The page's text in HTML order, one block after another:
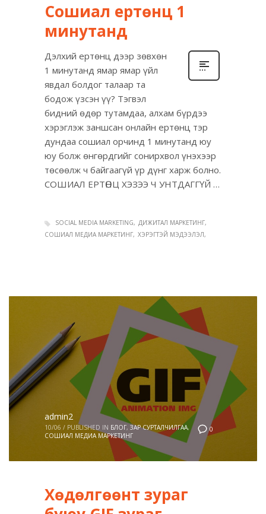
Сошиал ертөнц 1
минутанд
Дэлхий ертөнц дээр зөвхөн
1 минутанд ямар ямар үйл
явдал болдог талаар та
бодож үзсэн үү? Тэгвэл
бидний өдөр тутамдаа, алхам бүрдээ
хэрэглэж заншсан онлайн ертөнц тэр
дундаа сошиал орчинд 1 минутанд юу
юу болж өнгөрдгийг сонирхвол үнэхээр
төсөөлж ч байгаагүй үр дүнг харж болно.
СОШИАЛ ЕРТӨНЦ ХЭЗЭЭ Ч УНТДАГГҮЙ …
SOCIAL MEDIA MARKETING
ДИЖИТАЛ МАРКЕТИНГ
СОШИАЛ МЕДИА МАРКЕТИНГ ХЭРЭГТЭЙ МЭДЭЭЛЭЛ
0
admin2
10/06 / PUBLISHED IN БЛОГ, ЗАР СУРТАЛЧИЛГАА,
СОШИАЛ МЕДИА МАРКЕТИНГ
Хөдөлгөөнт зураг